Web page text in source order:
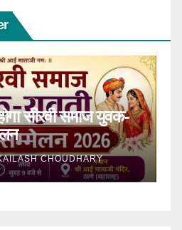
सीरवी समाज युवक-
CHOUDHARY